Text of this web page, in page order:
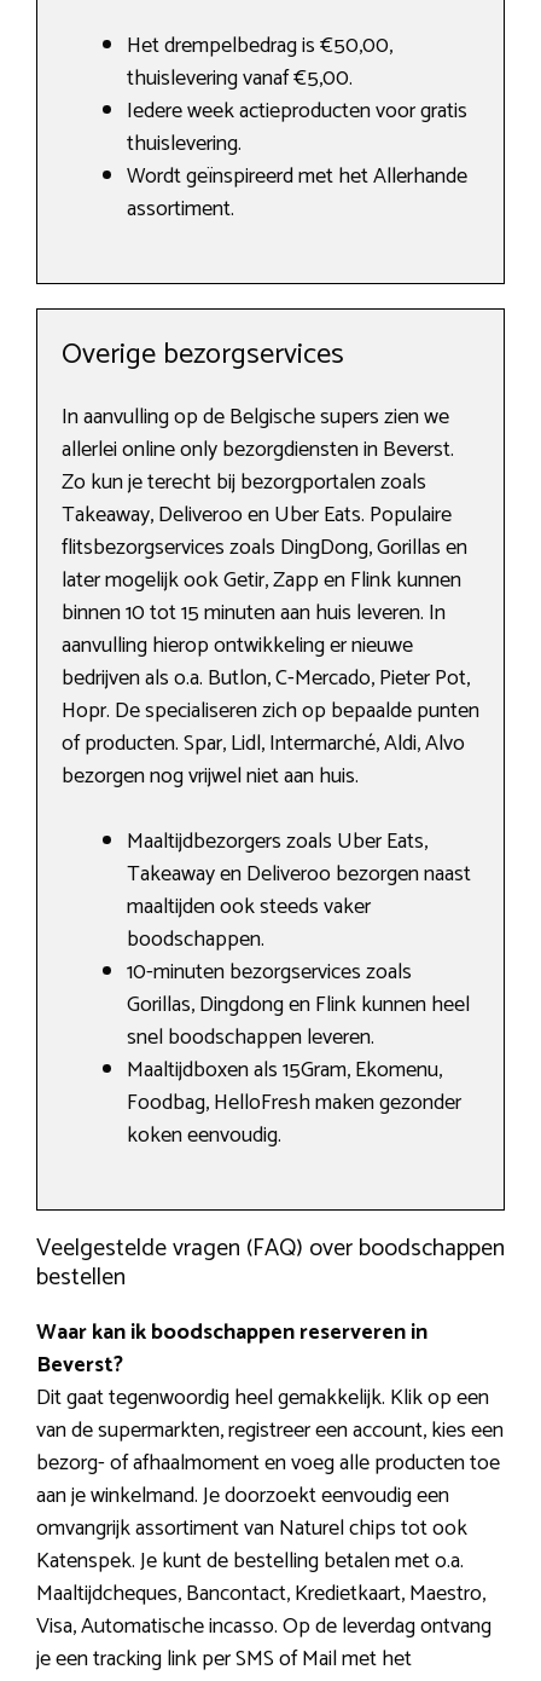
Het drempelbedrag is €50,00,
thuislevering vanaf €5,00.
Iedere week actieproducten voor gratis
thuislevering.
Wordt geïnspireerd met het Allerhande
assortiment.
Overige bezorgservices
In aanvulling op de Belgische supers zien we
allerlei online only bezorgdiensten in Beverst.
Zo kun je terecht bij bezorgportalen zoals
Takeaway, Deliveroo en Uber Eats. Populaire
flitsbezorgservices zoals DingDong, Gorillas en
later mogelijk ook Getir, Zapp en Flink kunnen
binnen 10 tot 15 minuten aan huis leveren. In
aanvulling hierop ontwikkeling er nieuwe
bedrijven als o.a. Butlon, C-Mercado, Pieter Pot,
Hopr. De specialiseren zich op bepaalde punten
of producten. Spar, Lidl, Intermarché, Aldi, Alvo
bezorgen nog vrijwel niet aan huis.
Maaltijdbezorgers zoals Uber Eats,
Takeaway en Deliveroo bezorgen naast
maaltijden ook steeds vaker
boodschappen.
10-minuten bezorgservices zoals
Gorillas, Dingdong en Flink kunnen heel
snel boodschappen leveren.
Maaltijdboxen als 15Gram, Ekomenu,
Foodbag, HelloFresh maken gezonder
koken eenvoudig.
Veelgestelde vragen (FAQ) over boodschappen
bestellen
Waar kan ik boodschappen reserveren in
Beverst?
Dit gaat tegenwoordig heel gemakkelijk. Klik op een
van de supermarkten, registreer een account, kies een
bezorg- of afhaalmoment en voeg alle producten toe
aan je winkelmand. Je doorzoekt eenvoudig een
omvangrijk assortiment van Naturel chips tot ook
Katenspek. Je kunt de bestelling betalen met o.a.
Maaltijdcheques, Bancontact, Kredietkaart, Maestro,
Visa, Automatische incasso. Op de leverdag ontvang
je een tracking link per SMS of Mail met het